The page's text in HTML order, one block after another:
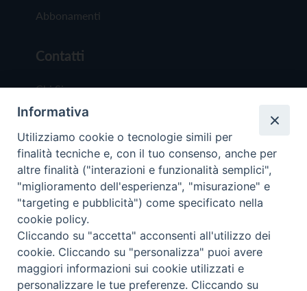
Abbonamenti
Contatti
Chi Siamo
Redazione
Scrivici
Copyright © 2019 - Tutti i diritti riservati - Vita
Trentina Editrice
Privacy Policy
Informativa
Utilizziamo cookie o tecnologie simili per
finalità tecniche e, con il tuo consenso, anche per
altre finalità ("interazioni e funzionalità semplici",
"miglioramento dell'esperienza", "misurazione" e
"targeting e pubblicità") come specificato nella
cookie policy.
Cliccando su "accetta" acconsenti all'utilizzo dei
cookie. Cliccando su "personalizza" puoi avere
maggiori informazioni sui cookie utilizzati e
personalizzare le tue preferenze. Cliccando su